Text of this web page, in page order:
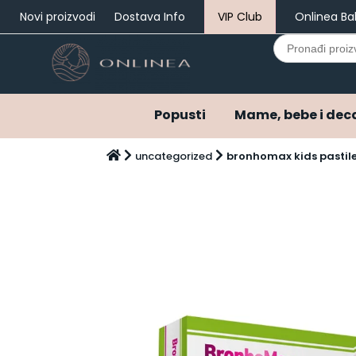
Novi proizvodi Dostava Info VIP Club Onlinea
Search
for:
Popusti Mame, bebe i
Mame, bebe i deca
Mlečne formule za bebe
Napici za bebe i decu
uncategorized bronhomax kids